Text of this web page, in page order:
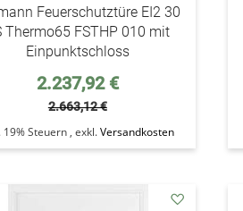
Feuerschutztüre EI2 30
Thermo65 FSTHP 010 mit
Einpunktschloss
Sonderpreis
2.237,92 €
2.663,12 €
19% Steuern , exkl.Versandkosten